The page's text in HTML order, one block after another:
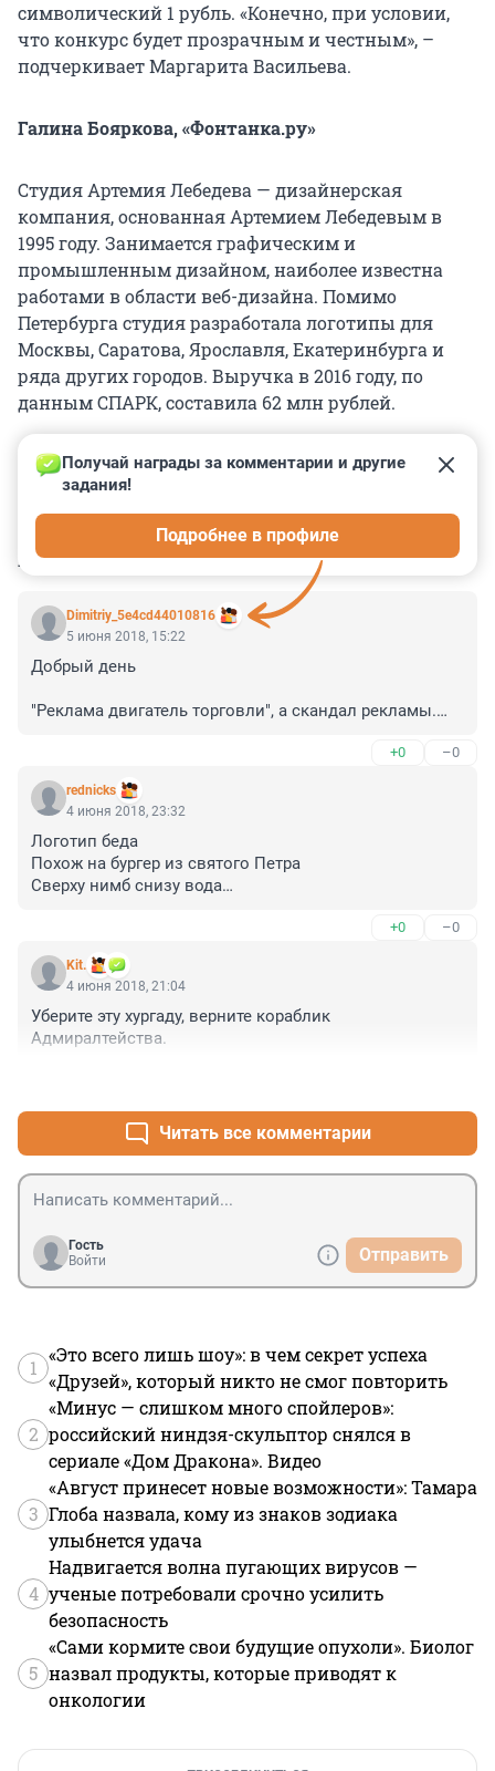
символический 1 рубль. «Конечно, при условии,
что конкурс будет прозрачным и честным», –
подчеркивает Маргарита Васильева.
Галина Бояркова, «Фонтанка.ру»
Студия Артемия Лебедева — дизайнерская
компания, основанная Артемием Лебедевым в
1995 году. Занимается графическим и
промышленным дизайном, наиболее известна
работами в области веб-дизайна. Помимо
Петербурга студия разработала логотипы для
Москвы, Саратова, Ярославля, Екатеринбурга и
ряда других городов. Выручка в 2016 году, по
данным СПАРК, составила 62 млн рублей.
КОММЕНТАРИИ 4
Dimitriy_5e4cd44010816
Получай награды за комментарии и другие
задания!
Подробнее в профиле
5 июня 2018, 15:22
Добрый день
"Реклама двигатель торговли", а скандал рекламы.
Позиция "Студии" понятна - "всяко лыко в строку".
Учитывая репутацию "Студии", если уж решились
сотрудничать в таком Проекте, надо было не на
милость, за символический рубь, а за существенный
аванс со стороны исполнителя, миллиона полтора
три не наших рублей, что бы отношение было, не
столичным, а серьёзным.
+0 –0
rednicks
4 июня 2018, 23:32
Логотип беда
Похож на бургер из святого Петра
Сверху нимб снизу вода
И пиарится
УФАС славится
Вот только в Питере голодают
Художники
Зачем Смольному эти сапожники
+0 –0
Kit.
4 июня 2018, 21:04
Уберите эту хургаду, верните кораблик
Адмиралтейства.
Читать все комментарии
Гость
Войти
Отправить
1
«Это всего лишь шоу»: в чем секрет успеха
«Друзей», который никто не смог повторить
2
«Минус — слишком много спойлеров»:
российский ниндзя-скульптор снялся в
сериале «Дом Дракона». Видео
3
«Август принесет новые возможности»: Тамара
Глоба назвала, кому из знаков зодиака
улыбнется удача
4
Надвигается волна пугающих вирусов —
ученые потребовали срочно усилить
безопасность
5
«Сами кормите свои будущие опухоли». Биолог
назвал продукты, которые приводят к
онкологии